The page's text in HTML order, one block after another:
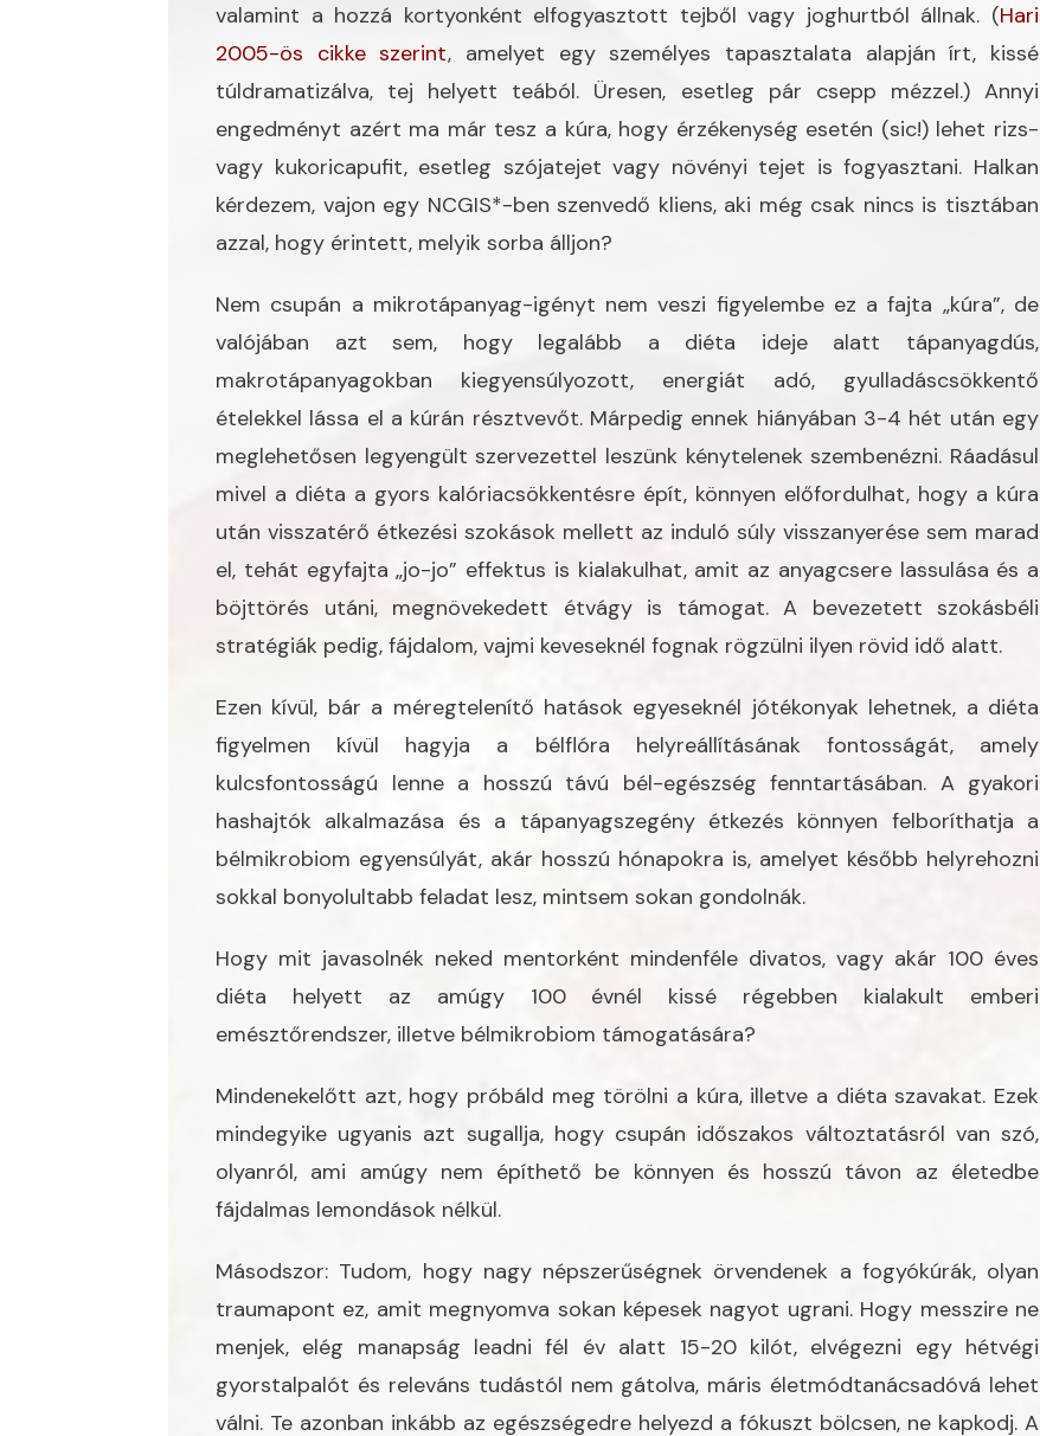
valamint a hozzá kortyonként elfogyasztott tejből vagy joghurtból állnak. (Hari
2005-ös cikke szerint, amelyet egy személyes tapasztalata alapján írt, kissé
túldramatizálva, tej helyett teából. Üresen, esetleg pár csepp mézzel.) Annyi
engedményt azért ma már tesz a kúra, hogy érzékenység esetén (sic!) lehet rizs-
vagy kukoricapufit, esetleg szójatejet vagy növényi tejet is fogyasztani. Halkan
kérdezem, vajon egy NCGIS*-ben szenvedő kliens, aki még csak nincs is tisztában
azzal, hogy érintett, melyik sorba álljon?
Nem csupán a mikrotápanyag-igényt nem veszi figyelembe ez a fajta „kúra”, de
valójában azt sem, hogy legalább a diéta ideje alatt tápanyagdús,
makrotápanyagokban kiegyensúlyozott, energiát adó, gyulladáscsökkentő
ételekkel lássa el a kúrán résztvevőt. Márpedig ennek hiányában 3-4 hét után egy
meglehetősen legyengült szervezettel leszünk kénytelenek szembenézni. Ráadásul
mivel a diéta a gyors kalóriacsökkentésre épít, könnyen előfordulhat, hogy a kúra
után visszatérő étkezési szokások mellett az induló súly visszanyerése sem marad
el, tehát egyfajta „jo-jo” effektus is kialakulhat, amit az anyagcsere lassulása és a
böjttörés utáni, megnövekedett étvágy is támogat. A bevezetett szokásbéli
stratégiák pedig, fájdalom, vajmi keveseknél fognak rögzülni ilyen rövid idő alatt.
Ezen kívül, bár a méregtelenítő hatások egyeseknél jótékonyak lehetnek, a diéta
figyelmen kívül hagyja a bélflóra helyreállításának fontosságát, amely
kulcsfontosságú lenne a hosszú távú bél-egészség fenntartásában. A gyakori
hashajtók alkalmazása és a tápanyagszegény étkezés könnyen felboríthatja a
bélmikrobiom egyensúlyát, akár hosszú hónapokra is, amelyet később helyrehozni
sokkal bonyolultabb feladat lesz, mintsem sokan gondolnák.
Hogy mit javasolnék neked mentorként mindenféle divatos, vagy akár 100 éves
diéta helyett az amúgy 100 évnél kissé régebben kialakult emberi
emésztőrendszer, illetve bélmikrobiom támogatására?
Mindenekelőtt azt, hogy próbáld meg törölni a kúra, illetve a diéta szavakat. Ezek
mindegyike ugyanis azt sugallja, hogy csupán időszakos változtatásról van szó,
olyanról, ami amúgy nem építhető be könnyen és hosszú távon az életedbe
fájdalmas lemondások nélkül.
Másodszor: Tudom, hogy nagy népszerűségnek örvendenek a fogyókúrák, olyan
traumapont ez, amit megnyomva sokan képesek nagyot ugrani. Hogy messzire ne
menjek, elég manapság leadni fél év alatt 15-20 kilót, elvégezni egy hétvégi
gyorstalpalót és releváns tudástól nem gátolva, máris életmódtanácsadóvá lehet
válni. Te azonban inkább az egészségedre helyezd a fókuszt bölcsen, ne kapkodj. A